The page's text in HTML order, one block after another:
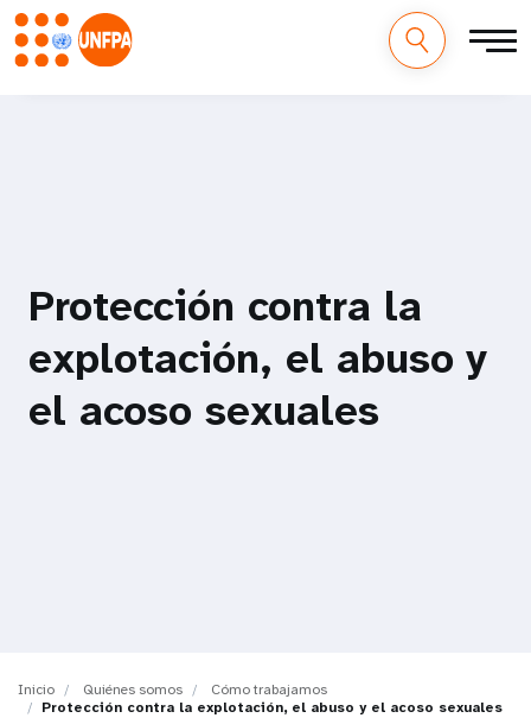
o
Protección contra la
explotación, el abuso y
el acoso sexuales
Inicio Quiénes somos
Cómo trabajamos
Protección contra la explotación, el abuso y el acoso sexuales